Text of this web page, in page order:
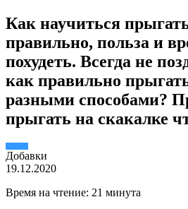
Как научиться
правильно, польза и
похудеть. Всегда не
как правильно
разными способами?
прыгать на скакалке
Добавки
19.12.2020
Время на чтение: 21 минута